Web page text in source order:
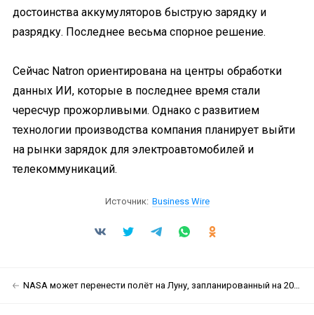
достоинства аккумуляторов быструю зарядку и
разрядку. Последнее весьма спорное решение.
Сейчас Natron ориентирована на центры обработки
данных ИИ, которые в последнее время стали
чересчур прожорливыми. Однако с развитием
технологии производства компания планирует выйти
на рынки зарядок для электроавтомобилей и
телекоммуникаций.
Источник: Business Wire
NASA может перенести полёт на Луну, запланированный на 2025 год